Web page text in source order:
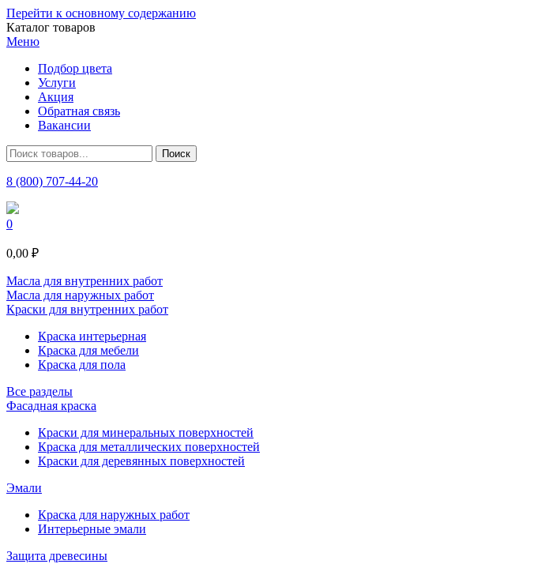
Перейти к основному содержанию
Каталог товаров
Меню
Подбор цвета
Услуги
Акция
Обратная связь
Вакансии
8 (800) 707-44-20
0
0,00 ₽
Масла для внутренних работ
Масла для наружных работ
Краски для внутренних работ
Краска интерьерная
Краска для мебели
Краска для пола
Все разделы
Фасадная краска
Краски для минеральных поверхностей
Краска для металлических поверхностей
Краски для деревянных поверхностей
Эмали
Краска для наружных работ
Интерьерные эмали
Защита древесины